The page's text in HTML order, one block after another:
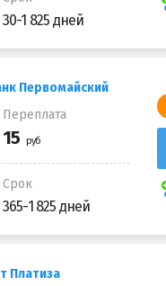
30-1 825 дней
Первомайский
Переплата
Срок
365-1 825 дней
Платиза